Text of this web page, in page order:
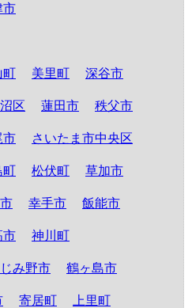
市
町 美里町 深谷市
区 蓮田市 秩父市
市 さいたま市中央区
町 松伏町 草加市
幸手市 飯能市
市 神川町
み野市 鶴ヶ島市
寄居町 上里町